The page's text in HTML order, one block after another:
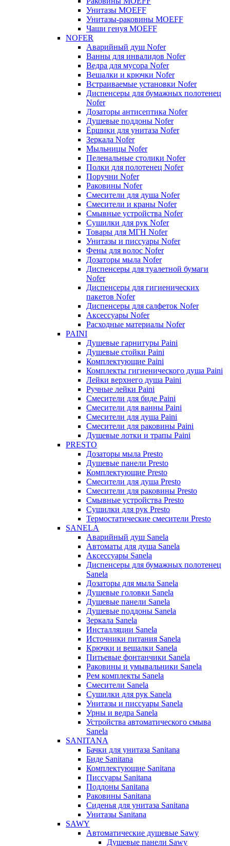
Унитазы MOEFF
Унитазы-раковины MOEFF
Чаши генуя MOEFF
NOFER
Аварийный душ Nofer
Ванны для инвалидов Nofer
Ведра для мусора Nofer
Вешалки и крючки Nofer
Встраиваемые установки Nofer
Диспенсеры для бумажных полотенец
Nofer
Дозаторы антисептика Nofer
Душевые поддоны Nofer
Ёршики для унитаза Nofer
Зеркала Nofer
Мыльницы Nofer
Пеленальные столики Nofer
Полки для полотенец Nofer
Поручни Nofer
Раковины Nofer
Смесители для душа Nofer
Смесители и краны Nofer
Смывные устройства Nofer
Сушилки для рук Nofer
Товары для МГН Nofer
Унитазы и писсуары Nofer
Фены для волос Nofer
Дозаторы мыла Nofer
Диспенсеры для туалетной бумаги
Nofer
Диспенсеры для гигиенических
пакетов Nofer
Диспенсеры для салфеток Nofer
Аксессуары Nofer
Расходные материалы Nofer
PAINI
Душевые гарнитуры Paini
Душевые стойки Paini
Комплектующие Paini
Комплекты гигиенического душа Paini
Лейки верхнего душа Paini
Ручные лейки Paini
Смесители для биде Paini
Смесители для ванны Paini
Смесители для душа Paini
Смесители для раковины Paini
Душевые лотки и трапы Paini
PRESTO
Дозаторы мыла Presto
Душевые панели Presto
Комплектующие Presto
Смесители для душа Presto
Смесители для раковины Presto
Смывные устройства Presto
Сушилки для рук Presto
Термостатические смесители Presto
SANELA
Аварийный душ Sanela
Автоматы для душа Sanela
Аксессуары Sanela
Диспенсеры для бумажных полотенец
Sanela
Дозаторы для мыла Sanela
Душевые головки Sanela
Душевые панели Sanela
Душевые поддоны Sanela
Зеркала Sanela
Инсталляции Sanela
Источники питания Sanela
Крючки и вешалки Sanela
Питьевые фонтанчики Sanela
Раковины и умывальники Sanela
Рем комплекты Sanela
Смесители Sanela
Сушилки для рук Sanela
Унитазы и писсуары Sanela
Урны и ведра Sanela
Устройства автоматического смыва
Sanela
SANITANA
Бачки для унитаза Sanitana
Биде Sanitana
Комплектующие Sanitana
Писсуары Sanitana
Поддоны Sanitana
Раковины Sanitana
Сиденья для унитаза Sanitana
Унитазы Sanitana
SAWY
Автоматические душевые Sawy
Душевые панели Sawy